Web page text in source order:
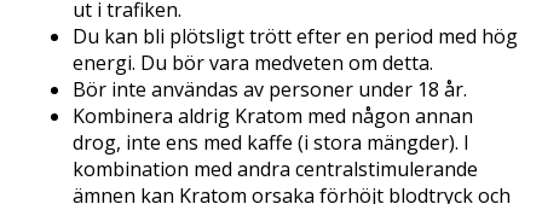
ut i trafiken.
Du kan bli plötsligt trött efter en period med hög
energi. Du bör vara medveten om detta.
Bör inte användas av personer under 18 år.
Kombinera aldrig Kratom med någon annan
drog, inte ens med kaffe (i stora mängder). I
kombination med andra centralstimulerande
ämnen kan Kratom orsaka förhöjt blodtryck och